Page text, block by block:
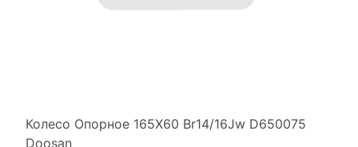
Колесо Опорное 165Х60 Br14/16Jw D650075
Doosan